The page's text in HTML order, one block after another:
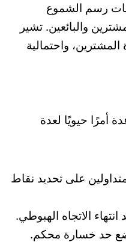
رسم الشموع
والبائعين. تشير
واحتمالية
أمرًا حيويًا لعدة
على تحديد نقاط
انتهاء الاتجاه الهبوطي.
حد خسارة محكم.